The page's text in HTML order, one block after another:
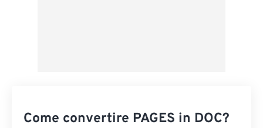
Come convertire PAGES in DOC?